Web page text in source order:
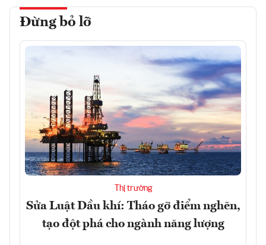
Đừng bỏ lỡ
Thị trường
Sửa Luật Dầu khí: Tháo gỡ điểm nghẽn,
tạo đột phá cho ngành năng lượng